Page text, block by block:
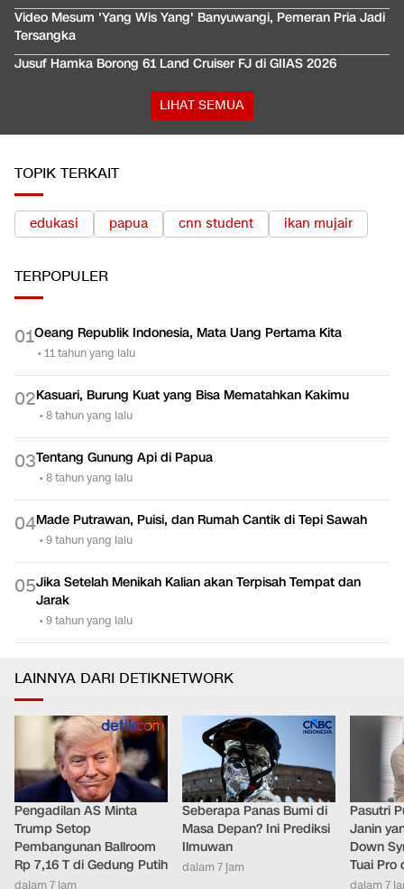
Video Mesum 'Yang Wis Yang' Banyuwangi, Pemeran Pria Jadi
Tersangka
Jusuf Hamka Borong 61 Land Cruiser FJ di GIIAS 2026
LIHAT SEMUA
TOPIK TERKAIT
edukasi papua cnn student ikan mujair
TERPOPULER
01Oeang Republik Indonesia, Mata Uang Pertama Kita
•11 tahun yang lalu
02Kasuari, Burung Kuat yang Bisa Mematahkan Kakimu
•8 tahun yang lalu
03Tentang Gunung Api di Papua
•8 tahun yang lalu
04Made Putrawan, Puisi, dan Rumah Cantik di Tepi Sawah
•9 tahun yang lalu
05Jika Setelah Menikah Kalian akan Terpisah Tempat dan
Jarak
•9 tahun yang lalu
LAINNYA DARI DETIKNETWORK
Pengadilan AS Minta
Trump Setop
Pembangunan Ballroom
Rp 7,16 T di Gedung Putih
dalam 7 jam
Seberapa Panas Bumi di
Masa Depan? Ini Prediksi
Ilmuwan
dalam 7 jam
Pasutri
Janin
Down
Tuai Pro
dalam 7